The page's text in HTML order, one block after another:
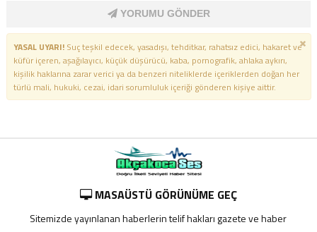
YORUMU GÖNDER
YASAL UYARI!Suç teşkil edecek, yasadışı, tehditkar, rahatsız edici, hakaret ve
küfür içeren, aşağılayıcı, küçük düşürücü, kaba, pornografik, ahlaka aykırı,
kişilik haklarına zarar verici ya da benzeri niteliklerde içeriklerden doğan her
türlü mali, hukuki, cezai, idari sorumluluk içeriği gönderen kişiye aittir.
MASAÜSTÜ GÖRÜNÜME GEÇ
Sitemizde yayınlanan haberlerin telif hakları gazete ve haber